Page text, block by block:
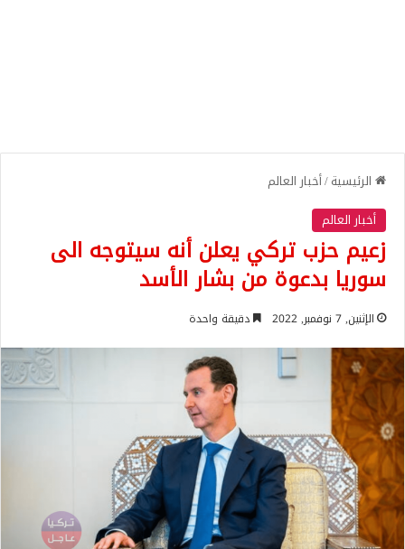
الرئيسية/أخبار العالم
أخبار العالم
زعيم حزب تركي يعلن أنه سيتوجه الى
سوريا بدعوة من بشار الأسد
الإثنين, 7 نوفمبر, 2022 دقيقة واحدة